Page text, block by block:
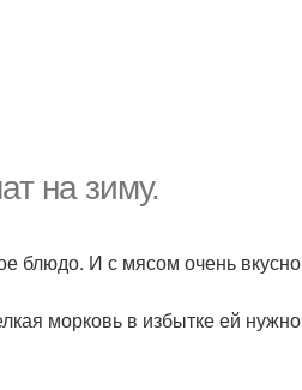
на зиму.
блюдо. И с мясом очень вкусно
морковь в избытке ей нужно